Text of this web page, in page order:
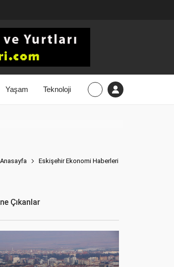
Yaşam Teknoloji
Anasayfa Eskişehir Ekonomi Haberleri
Çıkanlar